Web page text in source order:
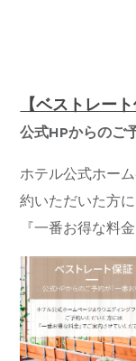
【ベストレート
公式HPからのご
ホテル公式ホー
約いただいた方
『一番お得な料